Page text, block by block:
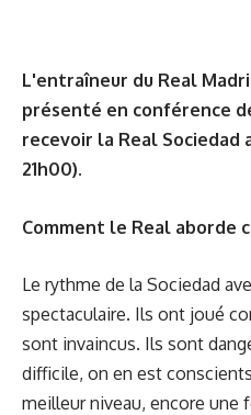
L'entraîneur du Real
présenté en conférence
recevoir la Real Sociedad
21h00).
Comment le Real aborde
Le rythme de la Sociedad
spectaculaire. Ils ont joué
sont invaincus. Ils sont
difficile, on en est
meilleur niveau, encore une